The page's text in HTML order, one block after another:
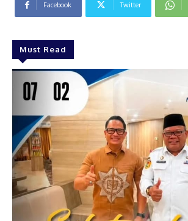
Facebook Twitter
Must Read